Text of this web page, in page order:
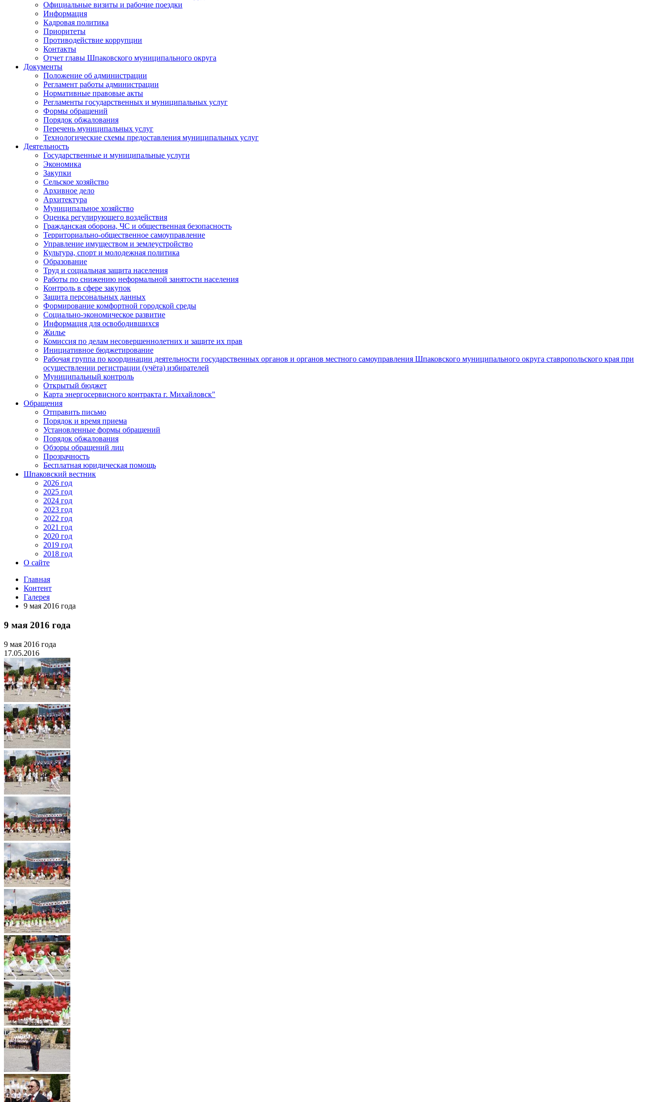
Официальные визиты и рабочие поездки
Информация
Кадровая политика
Приоритеты
Противодействие коррупции
Контакты
Отчет главы Шпаковского муниципального округа
Документы
Положение об администрации
Регламент работы администрации
Нормативные правовые акты
Регламенты государственных и муниципальных услуг
Формы обращений
Порядок обжалования
Перечень муниципальных услуг
Технологические схемы предоставления муниципальных услуг
Деятельность
Государственные и муниципальные услуги
Экономика
Закупки
Сельское хозяйство
Архивное дело
Архитектура
Муниципальное хозяйство
Оценка регулирующего воздействия
Гражданская оборона, ЧС и общественная безопасность
Территориально-общественное самоуправление
Управление имуществом и землеустройство
Культура, спорт и молодежная политика
Образование
Труд и социальная защита населения
Работы по снижению неформальной занятости населения
Контроль в сфере закупок
Защита персональных данных
Формирование комфортной городской среды
Социально-экономическое развитие
Информация для освободившихся
Жилье
Комиссия по делам несовершеннолетних и защите их прав
Инициативное бюджетирование
Рабочая группа по координации деятельности государственных органов и органов местного самоуправления Шпаковского муниципального округа ставропольского края при
осуществлении регистрации (учёта) избирателей
Муниципальный контроль
Открытый бюджет
Карта энергосервисного контракта г. Михайловск"
Обращения
Отправить письмо
Порядок и время приема
Установленные формы обращений
Порядок обжалования
Обзоры обращений лиц
Прозрачность
Бесплатная юридическая помощь
Шпаковский вестник
2026 год
2025 год
2024 год
2023 год
2022 год
2021 год
2020 год
2019 год
2018 год
О сайте
Главная
Контент
Галерея
9 мая 2016 года
9 мая 2016 года
9 мая 2016 года
17.05.2016